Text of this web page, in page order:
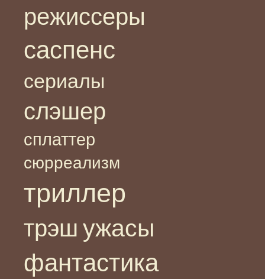
режиссеры
саспенс
сериалы
слэшер
сплаттер
сюрреализм
триллер
трэш ужасы
фантастика